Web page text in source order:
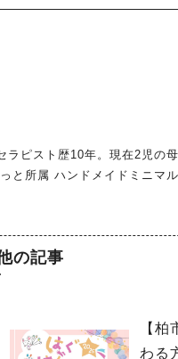
ピスト歴10年。現在2児の
と所属 ハンドメイドミニマ
の記事
【
わる